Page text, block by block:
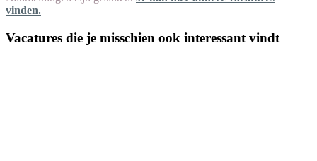
vinden.
Vacatures die je misschien ook interessant vindt